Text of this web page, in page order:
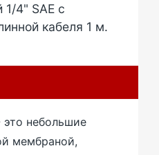
1/4" SAE с
кабеля 1 м.
это небольшие
мембраной,